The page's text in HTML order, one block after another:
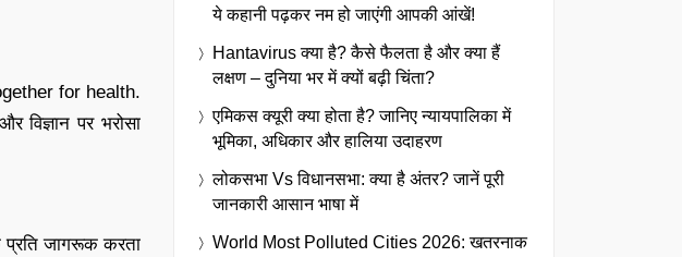
for health.
पर भरोसा
प्रति जागरूक करता
ये कहानी पढ़कर नम हो जाएंगी आपकी आंखें!
Hantavirus क्या है? कैसे फैलता है और क्या हैं
लक्षण – दुनिया भर में क्यों बढ़ी चिंता?
एमिकस क्यूरी क्या होता है? जानिए न्यायपालिका में
भूमिका, अधिकार और हालिया उदाहरण
लोकसभा Vs विधानसभा: क्या है अंतर? जानें पूरी
जानकारी आसान भाषा में
World Most Polluted Cities 2026: खतरनाक